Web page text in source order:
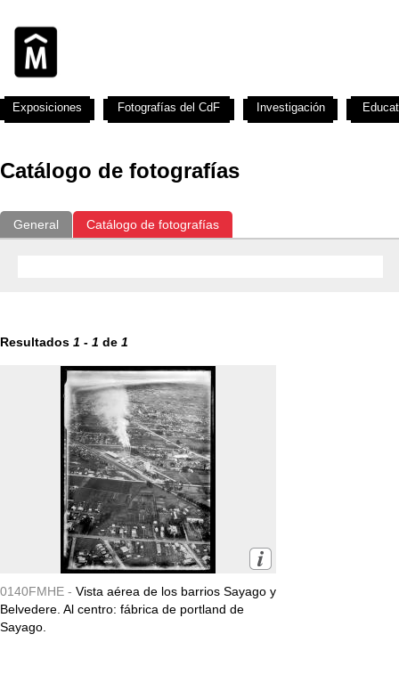
Catálogo de fotografías
General Catálogo de fotografías
Resultados 1 - 1 de 1
0140FMHE - Vista aérea de los barrios Sayago y
Belvedere. Al centro: fábrica de portland de
Sayago.
Exposiciones Fotografías del CdF Investigación